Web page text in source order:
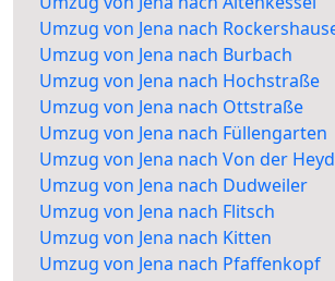
Umzug von Jena nach
Umzug von Jena nach Burbach
Umzug von Jena nach Hochstraße
Umzug von Jena nach Ottstraße
Umzug von Jena nach Füllengarten
Umzug von Jena nach Von der
Umzug von Jena nach Dudweiler
Umzug von Jena nach Flitsch
Umzug von Jena nach Kitten
Umzug von Jena nach Pfaffenkopf